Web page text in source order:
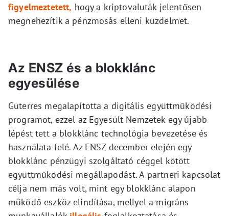
figyelmeztetett, hogy a kriptovaluták jelentősen
megnehezítik a pénzmosás elleni küzdelmet.
Az ENSZ és a blokklánc
egyesülése
Guterres megalapította a digitális együttműködési
programot, ezzel az Egyesült Nemzetek egy újabb
lépést tett a blokklánc technológia bevezetése és
használata felé. Az ENSZ december elején egy
blokklánc pénzügyi szolgáltató céggel kötött
együttműködési megállapodást. A partneri kapcsolat
célja nem más volt, mint egy blokklánc alapon
működő eszköz elindítása, mellyel a migráns